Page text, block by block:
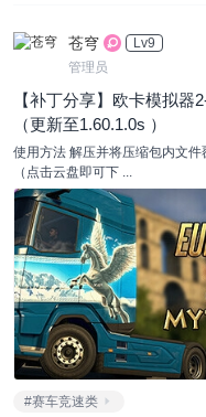
苍穹
Lv9
管理员
【补丁分享】欧卡模拟
（更新至1.60.1.0s ）
使用方法 解压并将压缩包内文
（点击云盘即可下 ...
#赛车竞速类